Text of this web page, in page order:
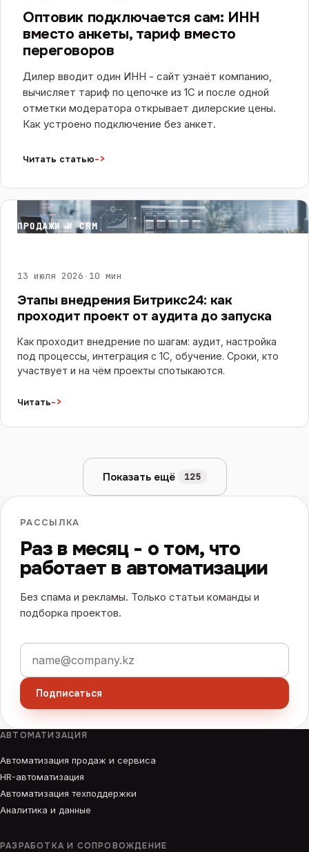
Оптовик подключается сам: ИНН
вместо анкеты, тариф вместо
переговоров
Дилер вводит один ИНН - сайт узнаёт компанию,
вычисляет тариф по цепочке из 1С и после одной
отметки модератора открывает дилерские цены.
Как устроено подключение без анкет.
Читать статью->
ПРОДАЖИ И CRM
13 июля 2026 · 10 мин
Этапы внедрения Битрикс24: как
проходит проект от аудита до запуска
Как проходит внедрение по шагам: аудит, настройка
под процессы, интеграция с 1С, обучение. Сроки, кто
участвует и на чём проекты спотыкаются.
Читать->
Показать ещё 125
РАССЫЛКА
Раз в месяц - о том, что
работает в автоматизации
Без спама и рекламы. Только статьи команды и
подборка проектов.
Электронная почта
Подписаться
АВТОМАТИЗАЦИЯ
Автоматизация продаж и сервиса
HR-автоматизация
Автоматизация техподдержки
Аналитика и данные
РАЗРАБОТКА И СОПРОВОЖДЕНИЕ